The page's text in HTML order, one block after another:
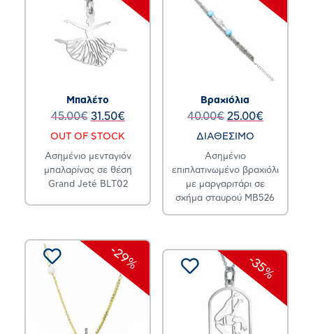
Μπαλέτο
45.00€ 31.50€
OUT OF STOCK
Ασημένιο μενταγιόν
μπαλαρίνας σε θέση
Grand Jeté BLT02
Βραχιόλια
40.00€ 25.00€
ΔΙΑΘΕΣΙΜΟ
Ασημένιο
επιπλατινωμένο βραχιόλι
με μαργαριτάρι σε
σχήμα σταυρού MB526
-29% -35%